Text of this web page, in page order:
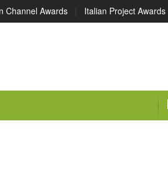
Channel Awards | Italian Project Awards